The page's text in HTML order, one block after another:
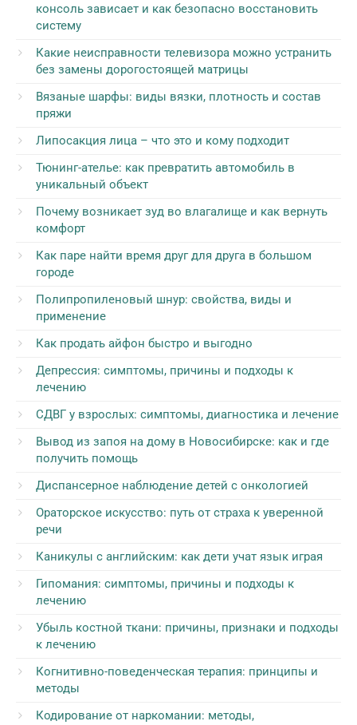
консоль зависает и как безопасно восстановить
систему
Какие неисправности телевизора можно устранить
без замены дорогостоящей матрицы
Вязаные шарфы: виды вязки, плотность и состав
пряжи
Липосакция лица – что это и кому подходит
Тюнинг-ателье: как превратить автомобиль в
уникальный объект
Почему возникает зуд во влагалище и как вернуть
комфорт
Как паре найти время друг для друга в большом
городе
Полипропиленовый шнур: свойства, виды и
применение
Как продать айфон быстро и выгодно
Депрессия: симптомы, причины и подходы к
лечению
СДВГ у взрослых: симптомы, диагностика и лечение
Вывод из запоя на дому в Новосибирске: как и где
получить помощь
Диспансерное наблюдение детей с онкологией
Ораторское искусство: путь от страха к уверенной
речи
Каникулы с английским: как дети учат язык играя
Гипомания: симптомы, причины и подходы к
лечению
Убыль костной ткани: причины, признаки и подходы
к лечению
Когнитивно-поведенческая терапия: принципы и
методы
Кодирование от наркомании: методы,